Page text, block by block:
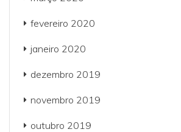
fevereiro 2020
janeiro 2020
dezembro 2019
novembro 2019
outubro 2019